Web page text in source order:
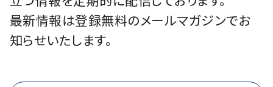
最新情報は登録無料のメールマガジンでお
知らせいたします。